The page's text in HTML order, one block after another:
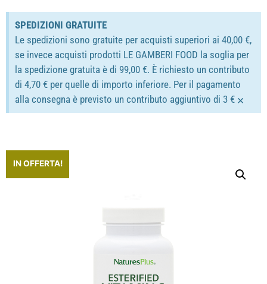
SPEDIZIONI GRATUITE
Le spedizioni sono gratuite per acquisti superiori ai 40,00 €,
se invece acquisti prodotti LE GAMBERI FOOD la soglia per
la spedizione gratuita è di 99,00 €. È richiesto un contributo
di 4,70 € per quelle di importo inferiore. Per il pagamento
alla consegna è previsto un contributo aggiuntivo di 3 € ×
IN OFFERTA!